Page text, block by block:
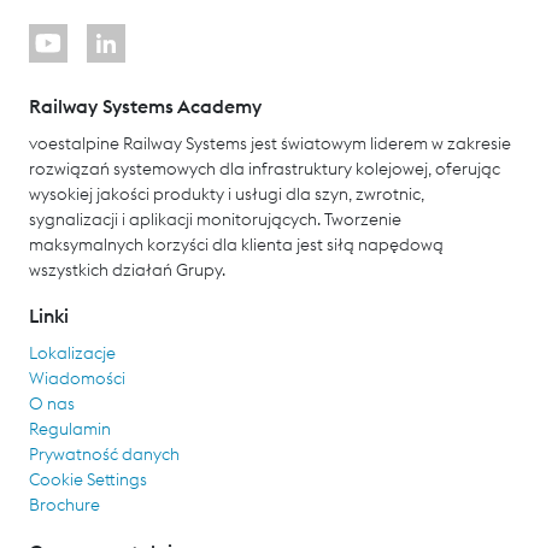
Railway Systems Academy
voestalpine Railway Systems jest światowym liderem w zakresie
rozwiązań systemowych dla infrastruktury kolejowej, oferując
wysokiej jakości produkty i usługi dla szyn, zwrotnic,
sygnalizacji i aplikacji monitorujących. Tworzenie
maksymalnych korzyści dla klienta jest siłą napędową
wszystkich działań Grupy.
Linki
Lokalizacje
Wiadomości
O nas
Regulamin
Prywatność danych
Cookie Settings
Brochure